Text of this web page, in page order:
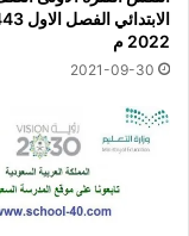
2022 م
2021-09-30